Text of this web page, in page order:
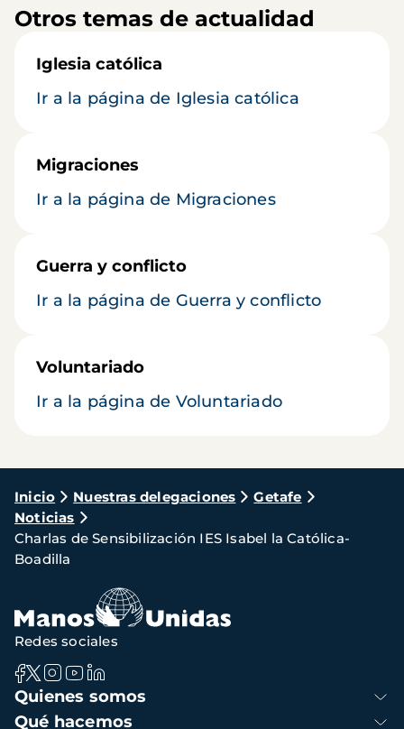
Otros temas de actualidad
Iglesia católica
Ir a la página de Iglesia católica
Migraciones
Ir a la página de Migraciones
Guerra y conflicto
Ir a la página de Guerra y conflicto
Voluntariado
Ir a la página de Voluntariado
Ruta
de
navegación
Inicio Nuestras delegaciones
Getafe
Noticias
Charlas de Sensibilización IES Isabel la Católica-
Boadilla
Navegación
principal
Quienes somos
Qué hacemos
Redes sociales